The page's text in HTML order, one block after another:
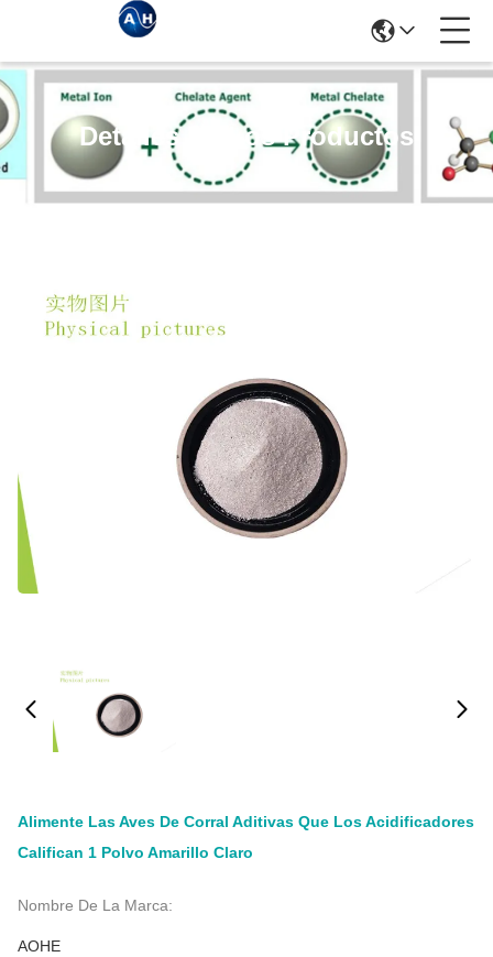
Detalles De Los Productos
Alimente Las Aves De Corral Aditivas Que Los Acidificadores
Califican 1 Polvo Amarillo Claro
Nombre De La Marca:
AOHE